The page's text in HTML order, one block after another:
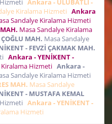
Ankara - ULUBATLI -
Kiralama Hizmeti Ankara
Sandalye Kiralama Hizmeti
Masa Sandalye Kiralama
MAH. Masa Sandalye
- FEVZİ ÇAKMAK MAH.
Ankara - YENİKENT -
Hizmeti Ankara -
Sandalye Kiralama Hizmeti
MAH. Masa Sandalye
- MUSTAFA KEMAL
Ankara - YENİKENT -
Hizmeti